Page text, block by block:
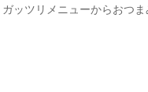
ッツリメニューからおつま